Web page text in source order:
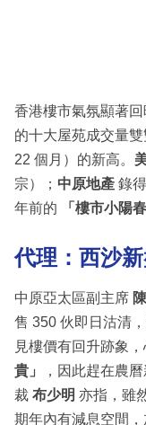
香港樓市氣氛顯著
的十大屋苑成交量
22 個月）的新高。
宗）； 中原地產 錄得
年前的
「樓市小陽春
代理：西沙
中原亞太區副主席
售 350 伙即日沽清
見樓價有回升跡象
貴」
，因此趕在農
裁 布少明 亦指，雖
期年內有減息空間